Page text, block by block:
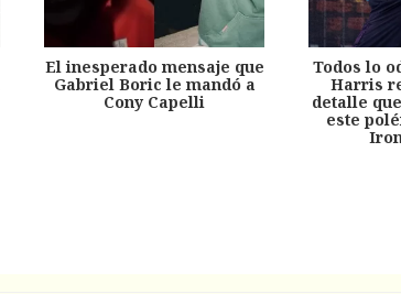
El inesperado mensaje que
Gabriel Boric le mandó a
Cony Capelli
Todos lo
Harris
detalle
este